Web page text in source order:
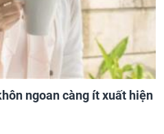
ngoan càng ít xuất hiện